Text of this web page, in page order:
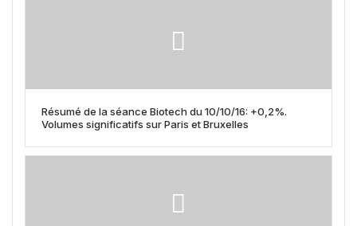
Résumé de la séance Biotech du 10/10/16: +0,2%.
Volumes significatifs sur Paris et Bruxelles